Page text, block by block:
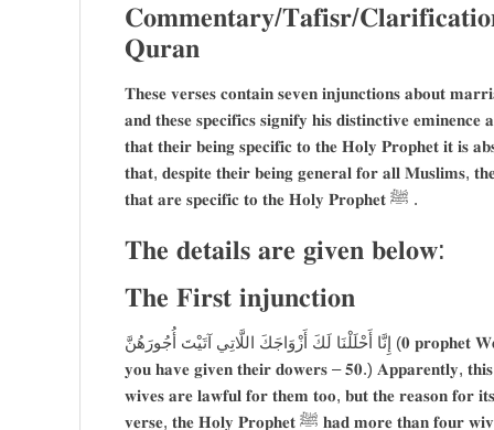
𝐂𝐨𝐦𝐦𝐞𝐧𝐭𝐚𝐫𝐲/𝐓𝐚𝐟𝐢𝐬𝐫/
𝐐𝐮𝐫𝐚𝐧
𝐓𝐡𝐞𝐬𝐞 𝐯𝐞𝐫𝐬𝐞𝐬 𝐜𝐨𝐧𝐭𝐚𝐢𝐧 𝐬𝐞𝐯𝐞𝐧 𝐢𝐧𝐣𝐮𝐧𝐜𝐭𝐢𝐨𝐧𝐬 𝐚𝐛𝐨𝐮𝐭
𝐚𝐧𝐝 𝐭𝐡𝐞𝐬𝐞 𝐬𝐩𝐞𝐜𝐢𝐟𝐢𝐜𝐬 𝐬𝐢𝐠𝐧𝐢𝐟𝐲 𝐡𝐢𝐬 𝐝𝐢𝐬𝐭𝐢𝐧𝐜𝐭𝐢𝐯𝐞
𝐭𝐡𝐚𝐭 𝐭𝐡𝐞𝐢𝐫 𝐛𝐞𝐢𝐧𝐠 𝐬𝐩𝐞𝐜𝐢𝐟𝐢𝐜 𝐭𝐨 𝐭𝐡𝐞 𝐇𝐨𝐥𝐲 𝐏𝐫𝐨𝐩𝐡𝐞𝐭 𝐢𝐭
𝐭𝐡𝐚𝐭, 𝐝𝐞𝐬𝐩𝐢𝐭𝐞 𝐭𝐡𝐞𝐢𝐫 𝐛𝐞𝐢𝐧𝐠 𝐠𝐞𝐧𝐞𝐫𝐚𝐥 𝐟𝐨𝐫 𝐚𝐥𝐥 𝐌𝐮𝐬𝐥𝐢𝐦𝐬,
𝐭𝐡𝐚𝐭 𝐚𝐫𝐞 𝐬𝐩𝐞𝐜𝐢𝐟𝐢𝐜 𝐭𝐨 𝐭𝐡𝐞 𝐇𝐨𝐥𝐲 𝐏𝐫𝐨𝐩𝐡𝐞𝐭 ﷺ .
𝐓𝐡𝐞 𝐝𝐞𝐭𝐚𝐢𝐥𝐬 𝐚𝐫𝐞 𝐠𝐢𝐯𝐞𝐧 𝐛𝐞𝐥𝐨𝐰:
𝐓𝐡𝐞 𝐅𝐢𝐫𝐬𝐭 𝐢𝐧𝐣𝐮𝐧𝐜𝐭𝐢𝐨𝐧
إِنَّا أَحْلَلْنَا لَكَ أَزْوَاجَكَ اللَّاتِي آتَيْتَ أُجُورَ‌هُنَّ (𝟎 𝐩𝐫𝐨𝐩𝐡𝐞𝐭 𝐖𝐞 𝐡𝐚𝐯𝐞 𝐦𝐚𝐝𝐞 𝐥𝐚𝐰𝐟𝐮𝐥 (𝐡𝐚𝐥𝐚𝐥) 𝐟𝐨𝐫 𝐲𝐨𝐮 𝐚𝐥𝐥 𝐲𝐨𝐮𝐫 𝐰𝐢𝐯𝐞𝐬 𝐰𝐡𝐨𝐦
𝐲𝐨𝐮 𝐡𝐚𝐯𝐞 𝐠𝐢𝐯𝐞𝐧 𝐭𝐡𝐞𝐢𝐫 𝐝𝐨𝐰𝐞𝐫𝐬 – 𝟓𝟎.) 𝐀𝐩𝐩𝐚𝐫𝐞𝐧𝐭𝐥𝐲, 𝐭𝐡𝐢𝐬
𝐰𝐢𝐯𝐞𝐬 𝐚𝐫𝐞 𝐥𝐚𝐰𝐟𝐮𝐥 𝐟𝐨𝐫 𝐭𝐡𝐞𝐦 𝐭𝐨𝐨, 𝐛𝐮𝐭 𝐭𝐡𝐞 𝐫𝐞𝐚𝐬𝐨𝐧 𝐟𝐨𝐫
𝐯𝐞𝐫𝐬𝐞, 𝐭𝐡𝐞 𝐇𝐨𝐥𝐲 𝐏𝐫𝐨𝐩𝐡𝐞𝐭 ﷺ 𝐡𝐚𝐝 𝐦𝐨𝐫𝐞 𝐭𝐡𝐚𝐧 𝐟𝐨𝐮𝐫 𝐰𝐢𝐯𝐞𝐬, 𝐰𝐡𝐢𝐥𝐞 𝐢𝐭 𝐢𝐬 𝐧𝐨𝐭 𝐩𝐞𝐫𝐦𝐢𝐬𝐬𝐢𝐛𝐥𝐞 𝐟𝐨𝐫 𝐌𝐮𝐬𝐥𝐢𝐦𝐬 𝐢𝐧 𝐠𝐞𝐧𝐞𝐫𝐚𝐥 𝐭𝐨